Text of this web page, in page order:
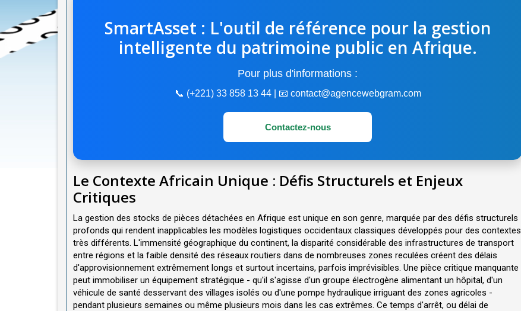
SmartAsset : L'outil de référence pour la gestion
intelligente du patrimoine public en Afrique.
Pour plus d'informations :
📞 (+221) 33 858 13 44 | 📧 contact@agencewebgram.com
Contactez-nous
Le Contexte Africain Unique : Défis Structurels et Enjeux
Critiques
La gestion des stocks de pièces détachées en Afrique est unique en son genre, marquée par des défis structurels
profonds qui rendent inapplicables les modèles logistiques occidentaux classiques développés pour des contextes
très différents. L'immensité géographique du continent, la disparité considérable des infrastructures de transport
entre régions et la faible densité des réseaux routiers dans de nombreuses zones reculées créent des délais
d'approvisionnement extrêmement longs et surtout incertains, parfois imprévisibles. Une pièce critique manquante
peut immobiliser un équipement stratégique - qu'il s'agisse d'un groupe électrogène alimentant un hôpital, d'un
véhicule de santé desservant des villages isolés ou d'une pompe hydraulique irriguant des zones agricoles -
pendant plusieurs semaines ou même plusieurs mois dans les cas extrêmes. Ce temps d'arrêt, ou délai de